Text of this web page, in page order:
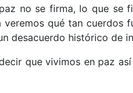
no se firma, lo que se
veremos qué tan cuerdos
desacuerdo histórico de
que vivimos en paz